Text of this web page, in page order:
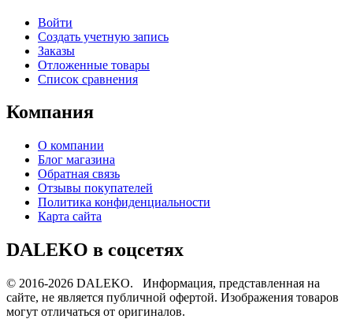
Войти
Создать учетную запись
Заказы
Отложенные товары
Список сравнения
Компания
О компании
Блог магазина
Обратная связь
Отзывы покупателей
Политика конфиденциальности
Карта сайта
DALEKO в соцсетях
© 2016-2026 DALEKO. Информация, представленная на
сайте, не является публичной офертой. Изображения товаров
могут отличаться от оригиналов.